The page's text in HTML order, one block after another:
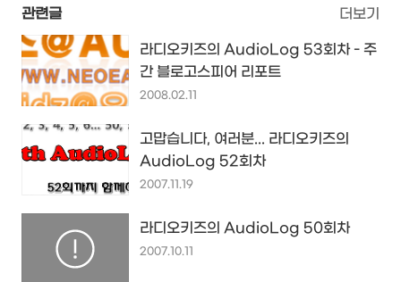
관련글 더보기
라디오키즈의 AudioLog 53회차 - 주
간 블로고스피어 리포트
2008.02.11
고맙습니다, 여러분... 라디오키즈의
AudioLog 52회차
2007.11.19
라디오키즈의 AudioLog 50회차
2007.10.11